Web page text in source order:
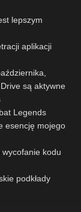
lepszym
aplikacji
są aktywne
Legends
esencję mojego
wycofanie kodu
podkłady